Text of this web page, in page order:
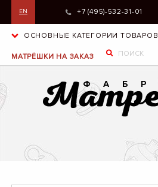
EN +7 (495)-532-31-01
ОСНОВНЫЕ КАТЕГОРИИ ТОВАРОВ
МАТРЁШКИ НА ЗАКАЗ